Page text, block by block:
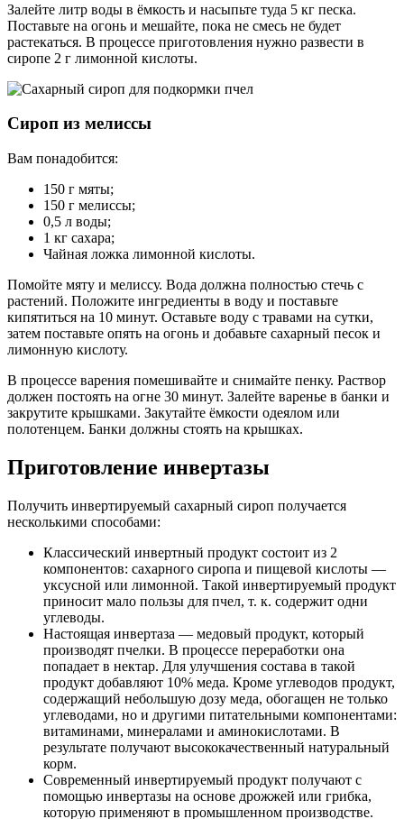
Залейте литр воды в ёмкость и насыпьте туда 5 кг песка.
Поставьте на огонь и мешайте, пока не смесь не будет
растекаться. В процессе приготовления нужно развести в
сиропе 2 г лимонной кислоты.
Сироп из мелиссы
Вам понадобится:
150 г мяты;
150 г мелиссы;
0,5 л воды;
1 кг сахара;
Чайная ложка лимонной кислоты.
Помойте мяту и мелиссу. Вода должна полностью стечь с
растений. Положите ингредиенты в воду и поставьте
кипятиться на 10 минут. Оставьте воду с травами на сутки,
затем поставьте опять на огонь и добавьте сахарный песок и
лимонную кислоту.
В процессе варения помешивайте и снимайте пенку. Раствор
должен постоять на огне 30 минут. Залейте варенье в банки и
закрутите крышками. Закутайте ёмкости одеялом или
полотенцем. Банки должны стоять на крышках.
Приготовление инвертазы
Получить инвертируемый сахарный сироп получается
несколькими способами:
Классический инвертный продукт состоит из 2
компонентов: сахарного сиропа и пищевой кислоты —
уксусной или лимонной. Такой инвертируемый продукт
приносит мало пользы для пчел, т. к. содержит одни
углеводы.
Настоящая инвертаза — медовый продукт, который
производят пчелки. В процессе переработки она
попадает в нектар. Для улучшения состава в такой
продукт добавляют 10% меда. Кроме углеводов продукт,
содержащий небольшую дозу меда, обогащен не только
углеводами, но и другими питательными компонентами:
витаминами, минералами и аминокислотами. В
результате получают высококачественный натуральный
корм.
Современный инвертируемый продукт получают с
помощью инвертазы на основе дрожжей или грибка,
которую применяют в промышленном производстве.